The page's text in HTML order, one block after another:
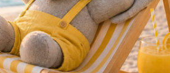
Αρχική σελίδα/Mini κορίτσι (1-6 ετών)